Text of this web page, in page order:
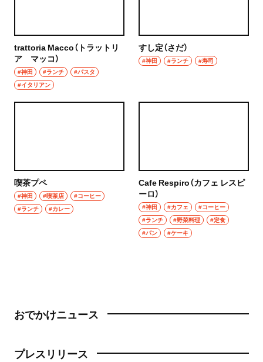
trattoria Macco（トラットリ
ア マッコ）
#神田 #ランチ
#パスタ
#イタリアン
すし定（さだ）
#神田 #ランチ #寿司
喫茶プペ
#神田 #喫茶店
#コーヒー
#ランチ
#カレー
Cafe Respiro（カフェ レスピ
ーロ）
#神田 #カフェ
#コーヒー
#ランチ
#野菜料理
#定食
#パン
#ケーキ
おでかけニュース
プレスリリース